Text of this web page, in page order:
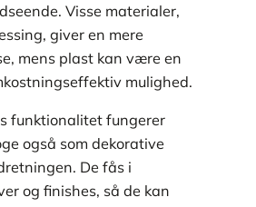
Visse materialer,
giver en mere
mens plast kan være en
mulighed.
funktionalitet fungerer
også som dekorative
De fås i
og finishes, så de kan